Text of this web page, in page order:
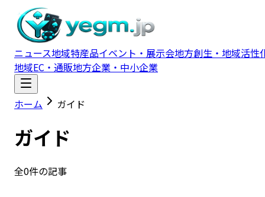
ニュース地域特産品イベント・展示会地方創生・地域活性
地域EC・通販地方企業・中小企業
ホーム ガイド
ガイド
全0件の記事